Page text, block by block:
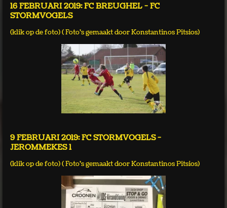
16 FEBRUARI 2019: FC BREUGHEL - FC
STORMVOGELS
(klik op de foto) ( Foto's gemaakt door Konstantinos Pitsios)
9 FEBRUARI 2019: FC STORMVOGELS -
JEROMMEKES 1
(klik op de foto) ( Foto's gemaakt door Konstantinos Pitsios)